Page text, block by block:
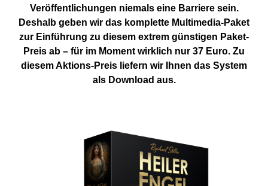
Veröffentlichungen niemals eine Barriere sein.
Deshalb geben wir das komplette Multimedia-Paket
zur Einführung zu diesem extrem günstigen Paket-
Preis ab – für im Moment wirklich nur 37 Euro. Zu
diesem Aktions-Preis liefern wir Ihnen das System
als Download aus.